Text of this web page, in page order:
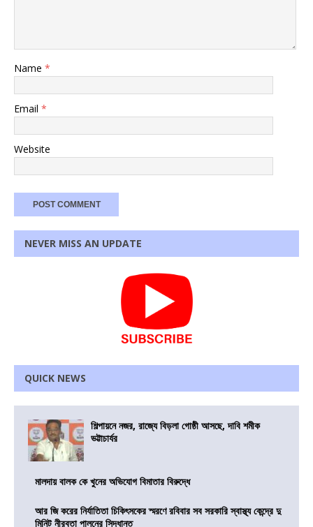
Name *
Email *
Website
NEVER MISS AN UPDATE
QUICK NEWS
শিল্পায়নে নজর, রাজ্যে বিড়লা গোষ্ঠী আসছে, দাবি শমীক
ভট্টাচার্যর
মালদায় বালক কে খুনের অভিযোগ বিমাতার বিরুদ্ধে
আর জি করের নির্যাতিতা চিকিৎসকের স্মরণে রবিবার সব সরকারি স্বাস্থ্য কেন্দ্রে দু
মিনিট নীরবতা পালনের সিদ্ধান্ত